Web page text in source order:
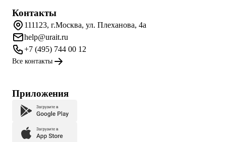
Контакты
111123, г.Москва, ул. Плеханова, 4а
help@urait.ru
+7 (495) 744 00 12
Все контакты
Приложения